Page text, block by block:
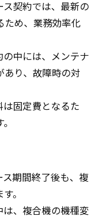
ス契約では、最新の
ため、業務効率化
の中には、メンテナ
あり、故障時の対
は固定費となるた
ス期間終了後も、複
。
は、複合機の機種変